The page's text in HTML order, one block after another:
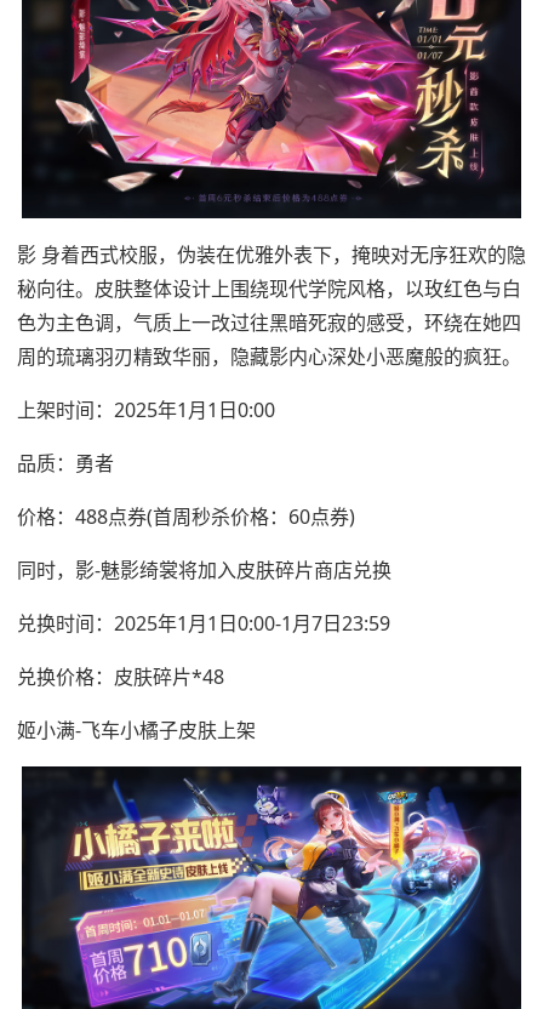
影 身着西式校服，伪装在优雅外表下，掩映对无序狂欢的隐
秘向往。皮肤整体设计上围绕现代学院风格，以玫红色与白
色为主色调，气质上一改过往黑暗死寂的感受，环绕在她四
周的琉璃羽刃精致华丽，隐藏影内心深处小恶魔般的疯狂。
上架时间：2025年1月1日0:00
品质：勇者
价格：488点券(首周秒杀价格：60点券)
同时，影-魅影绮裳将加入皮肤碎片商店兑换
兑换时间：2025年1月1日0:00-1月7日23:59
兑换价格：皮肤碎片*48
姬小满-飞车小橘子皮肤上架